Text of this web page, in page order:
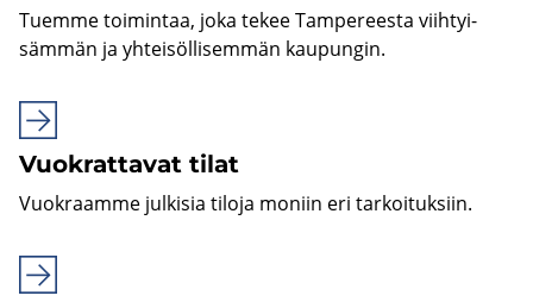
Tuem­me toi­min­taa, joka tekee Tam­pe­rees­ta viih­tyi­
säm­män ja yh­tei­söl­li­sem­män kau­pun­gin.
Vuo­krat­ta­vat tilat
Vuo­kraam­me jul­ki­sia ti­lo­ja mo­niin eri tar­koi­tuk­siin.